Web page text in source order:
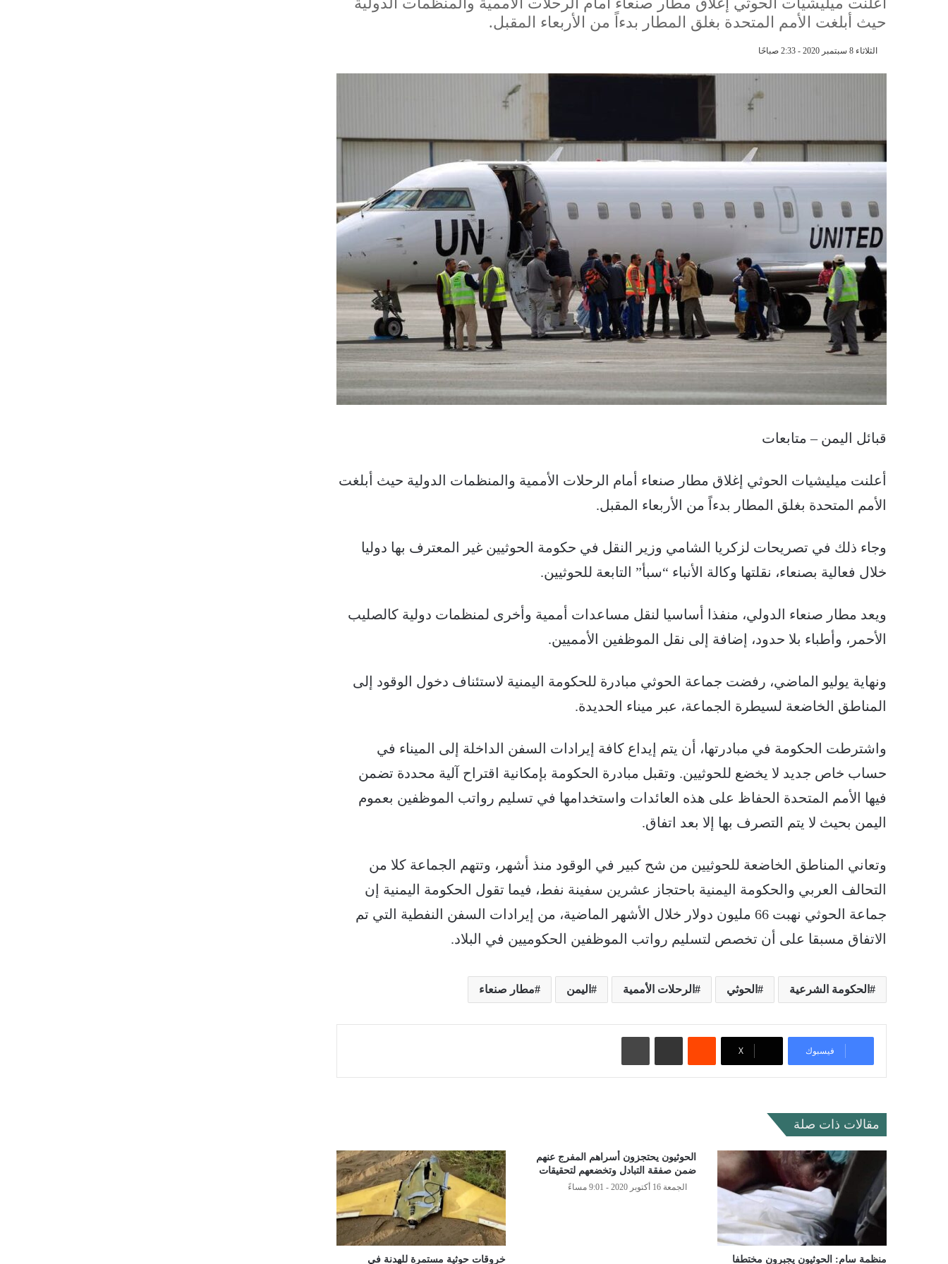
حيث أبلغت الأمم المتحدة بغلق المطار بدءاً من الأربعاء المقبل.
الثلاثاء 8 سبتمبر 2020 - 2:33 صباحًا
قبائل اليمن – متابعات
أعلنت ميليشيات الحوثي إغلاق مطار صنعاء أمام الرحلات الأممية والمنظمات الدولية حيث أبلغت
الأمم المتحدة بغلق المطار بدءاً من الأربعاء المقبل.
وجاء ذلك في تصريحات لزكريا الشامي وزير النقل في حكومة الحوثيين غير المعترف بها دوليا
خلال فعالية بصنعاء، نقلتها وكالة الأنباء “سبأ” التابعة للحوثيين.
ويعد مطار صنعاء الدولي، منفذا أساسيا لنقل مساعدات أممية وأخرى لمنظمات دولية كالصليب
الأحمر، وأطباء بلا حدود، إضافة إلى نقل الموظفين الأمميين.
ونهاية يوليو الماضي، رفضت جماعة الحوثي مبادرة للحكومة اليمنية لاستئناف دخول الوقود إلى
المناطق الخاضعة لسيطرة الجماعة، عبر ميناء الحديدة.
واشترطت الحكومة في مبادرتها، أن يتم إيداع كافة إيرادات السفن الداخلة إلى الميناء في
حساب خاص جديد لا يخضع للحوثيين. وتقبل مبادرة الحكومة بإمكانية اقتراح آلية محددة تضمن
فيها الأمم المتحدة الحفاظ على هذه العائدات واستخدامها في تسليم رواتب الموظفين بعموم
اليمن بحيث لا يتم التصرف بها إلا بعد اتفاق.
وتعاني المناطق الخاضعة للحوثيين من شح كبير في الوقود منذ أشهر، وتتهم الجماعة كلا من
التحالف العربي والحكومة اليمنية باحتجاز عشرين سفينة نفط، فيما تقول الحكومة اليمنية إن
جماعة الحوثي نهبت 66 مليون دولار خلال الأشهر الماضية، من إيرادات السفن النفطية التي تم
الاتفاق مسبقا على أن تخصص لتسليم رواتب الموظفين الحكوميين في البلاد.
الحكومة الشرعية الحوثي الرحلات الأممية اليمن مطار صنعاء
فيسبوك ‫X
مقالات ذات صلة
منظمة سام: الحوثيون يجبرون مختطفا
الحوثيون يحتجزون أسراهم المفرج عنهم
ضمن صفقة التبادل وتخضعهم لتحقيقات
الجمعة 16 أكتوبر 2020 - 9:01 مساءً
خروقات حوثية مستمرة للهدنة في